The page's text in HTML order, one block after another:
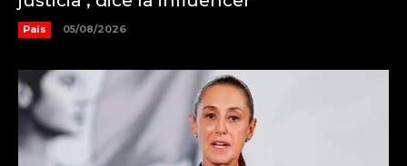
País 05/08/2026